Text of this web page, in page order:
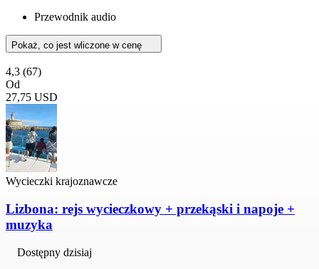
Przewodnik audio
Pokaż, co jest wliczone w cenę
4,3 (67)
Od
27,75 USD
Wycieczki krajoznawcze
Lizbona: rejs wycieczkowy + przekąski i napoje +
muzyka
Dostępny dzisiaj